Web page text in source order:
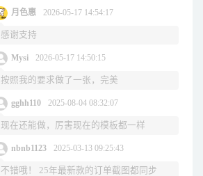
月色惠 2026-05-17 14:54:17
感谢支持
Mysi 2026-05-17 14:50:15
按照我的要求做了一张，完美
gghh110 2025-08-04 08:32:07
现在还能做，厉害现在的模板都一样
nbnb1123 2025-03-13 09:25:43
不错哦！ 25年最新款的订单截图都同步